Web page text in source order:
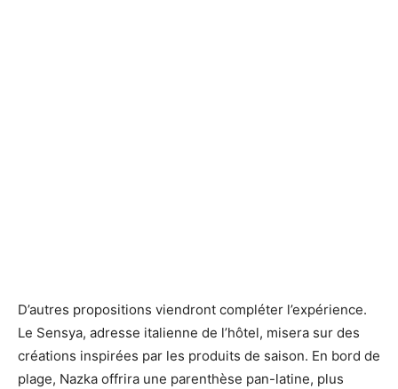
D’autres propositions viendront compléter l’expérience.
Le Sensya, adresse italienne de l’hôtel, misera sur des
créations inspirées par les produits de saison. En bord de
plage, Nazka offrira une parenthèse pan-latine, plus